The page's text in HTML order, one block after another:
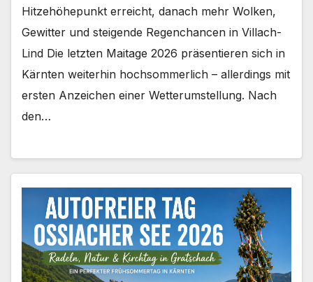
Hitzehöhepunkt erreicht, danach mehr Wolken,
Gewitter und steigende Regenchancen in Villach-
Lind Die letzten Maitage 2026 präsentieren sich in
Kärnten weiterhin hochsommerlich – allerdings mit
ersten Anzeichen einer Wetterumstellung. Nach
den…